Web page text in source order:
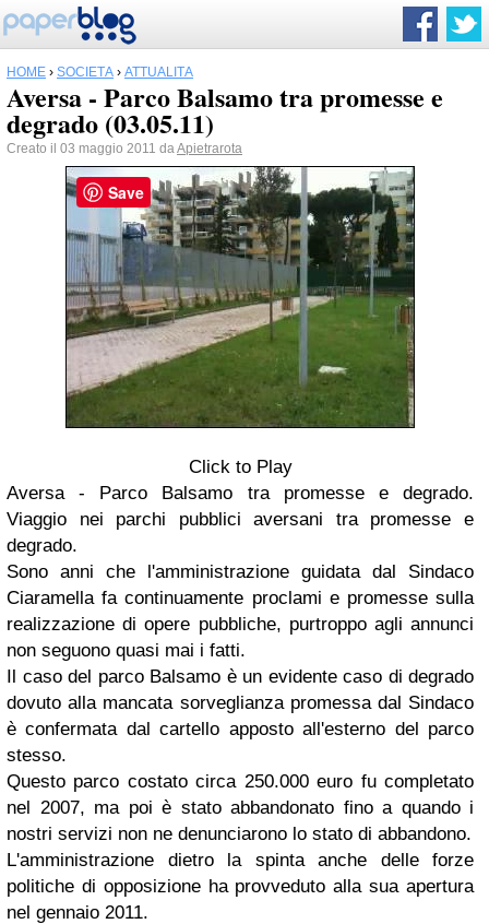
HOME › SOCIETÀ › ATTUALITÀ
Aversa - Parco Balsamo tra promesse e
degrado (03.05.11)
Creato il 03 maggio 2011 daApietrarota
Click to Play
Aversa - Parco Balsamo tra promesse e degrado.
Viaggio nei parchi pubblici aversani tra promesse e
degrado.
Sono anni che l'amministrazione guidata dal Sindaco
Ciaramella fa continuamente proclami e promesse sulla
realizzazione di opere pubbliche, purtroppo agli annunci
non seguono quasi mai i fatti.
Il caso del parco Balsamo è un evidente caso di degrado
dovuto alla mancata sorveglianza promessa dal Sindaco
è confermata dal cartello apposto all'esterno del parco
stesso.
Questo parco costato circa 250.000 euro fu completato
nel 2007, ma poi è stato abbandonato fino a quando i
nostri servizi non ne denunciarono lo stato di abbandono.
L'amministrazione dietro la spinta anche delle forze
politiche di opposizione ha provveduto alla sua apertura
nel gennaio 2011.
Save